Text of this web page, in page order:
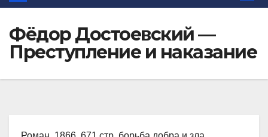
Фёдор Достоевский —
Преступление и наказание